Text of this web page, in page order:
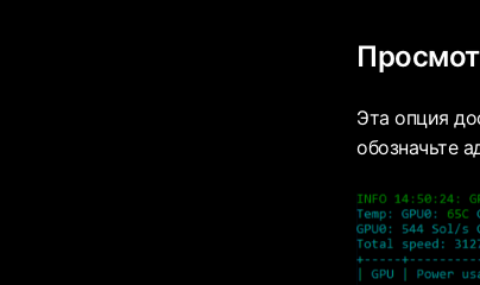
Эта опция
обозначьте